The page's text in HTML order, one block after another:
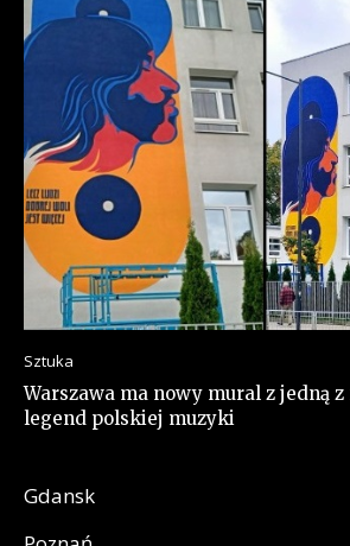
Sztuka
Warszawa ma nowy mural z jedną
legend polskiej muzyki
Gdansk